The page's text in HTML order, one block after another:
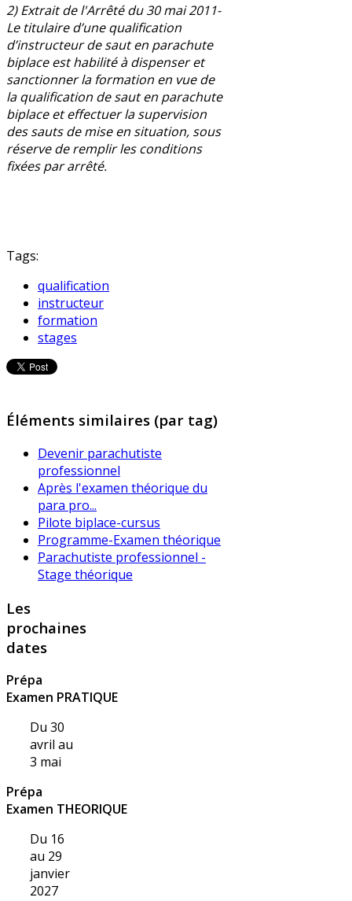
2) Extrait de l'Arrêté du 30 mai 2011-
Le titulaire d’une qualification
d’instructeur de saut en parachute
biplace est habilité à dispenser et
sanctionner la formation en vue de
la qualification de saut en parachute
biplace et effectuer la supervision
des sauts de mise en situation, sous
réserve de remplir les conditions
fixées par arrêté.
Tags:
qualification
instructeur
formation
stages
Éléments similaires (par tag)
Devenir parachutiste
professionnel
Après l'examen théorique du
para pro...
Pilote biplace-cursus
Programme-Examen théorique
Parachutiste professionnel -
Stage théorique
Les
prochaines
dates
Prépa
Examen PRATIQUE
Du 30
avril au
3 mai
Prépa
Examen THEORIQUE
Du 16
au 29
janvier
2027